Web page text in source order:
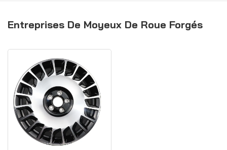
Entreprises De Moyeux De Roue Forgés